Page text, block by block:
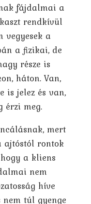
fájdalmai a
rendkívül
vegyesek a
a fizikai, de
része is
háton. Van,
is jelez és van,
érzi meg.
mert
ajtóstól rontok
a kliens
nem
híve
túl gyenge